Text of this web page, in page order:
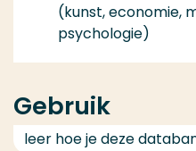
(kunst, economie,
psychologie)
Gebruik
leer hoe je deze